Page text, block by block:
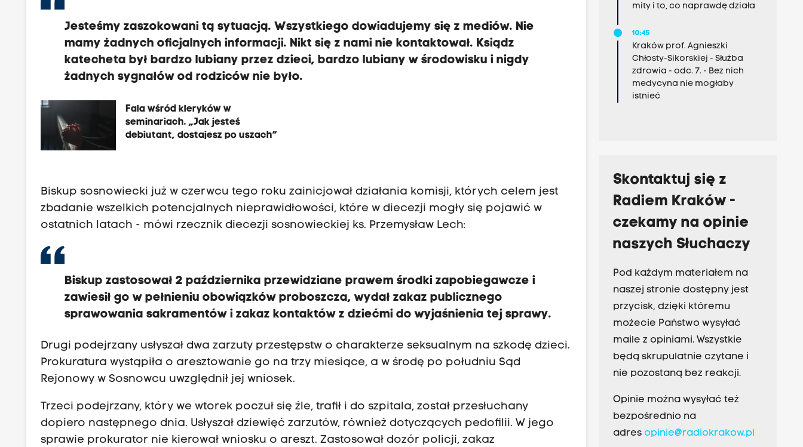
Jesteśmy zaszokowani tą sytuacją. Wszystkiego dowiadujemy się z mediów. Nie
mamy żadnych oficjalnych informacji. Nikt się z nami nie kontaktował. Ksiądz
katecheta był bardzo lubiany przez dzieci, bardzo lubiany w środowisku i nigdy
żadnych sygnałów od rodziców nie było.
Fala wśród kleryków w
seminariach. „Jak jesteś
debiutant, dostajesz po uszach”
Biskup sosnowiecki już w czerwcu tego roku zainicjował działania komisji, których celem jest
zbadanie wszelkich potencjalnych nieprawidłowości, które w diecezji mogły się pojawić w
ostatnich latach - mówi rzecznik diecezji sosnowieckiej ks. Przemysław Lech:
Biskup zastosował 2 października przewidziane prawem środki zapobiegawcze i
zawiesił go w pełnieniu obowiązków proboszcza, wydał zakaz publicznego
sprawowania sakramentów i zakaz kontaktów z dziećmi do wyjaśnienia tej sprawy.
Drugi podejrzany usłyszał dwa zarzuty przestępstw o charakterze seksualnym na szkodę dzieci.
Prokuratura wystąpiła o aresztowanie go na trzy miesiące, a w środę po południu Sąd
Rejonowy w Sosnowcu uwzględnił jej wniosek.
Trzeci podejrzany, który we wtorek poczuł się źle, trafił i do szpitala, został przesłuchany
dopiero następnego dnia. Usłyszał dziewięć zarzutów, również dotyczących pedofilii. W jego
sprawie prokurator nie kierował wniosku o areszt. Zastosował dozór policji, zakaz
mity i to, co naprawdę działa
10:45
Kraków prof. Agnieszki
Chłosty-Sikorskiej - Służba
zdrowia - odc. 7. - Bez nich
medycyna nie mogłaby
istnieć
Skontaktuj się z
Radiem Kraków -
czekamy na opinie
naszych Słuchaczy
Pod każdym materiałem na
naszej stronie dostępny jest
przycisk, dzięki któremu
możecie Państwo wysyłać
maile z opiniami. Wszystkie
będą skrupulatnie czytane i
nie pozostaną bez reakcji.
Opinie można wysyłać też
bezpośrednio na
adres opinie@radiokrakow.pl